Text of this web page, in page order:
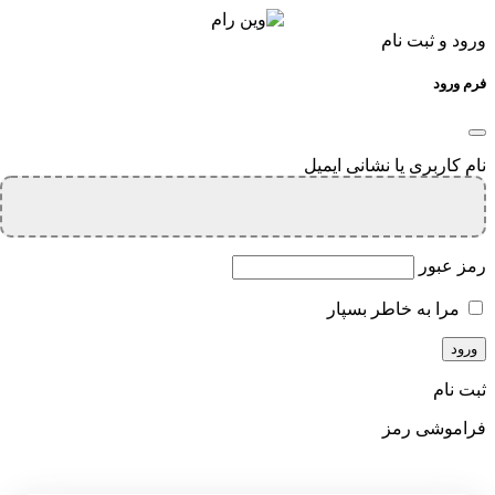
ورود و ثبت نام
فرم ورود
نام کاربری یا نشانی ایمیل
رمز عبور
مرا به خاطر بسپار
ثبت نام
فراموشی رمز